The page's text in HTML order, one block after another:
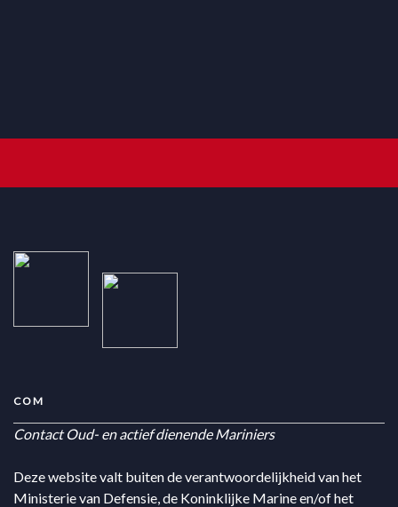
COM
Contact Oud- en actief dienende Mariniers
Deze website valt buiten de verantwoordelijkheid van het
Ministerie van Defensie, de Koninklijke Marine en/of het